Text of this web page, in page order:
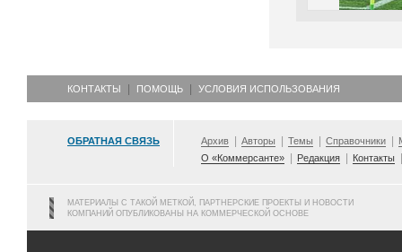
КОНТАКТЫ ПОМОЩЬ УСЛОВИЯ ИСПОЛЬЗОВАНИЯ
ОБРАТНАЯ СВЯЗЬ Архив Авторы Темы Справочники
О «Коммерсанте»
Редакция Контакты
МАТЕРИАЛЫ С ТАКОЙ МЕТКОЙ, ПАРТНЕРСКИЕ ПРОЕКТЫ И НОВОСТИ
КОМПАНИЙ ОПУБЛИКОВАНЫ НА КОММЕРЧЕСКОЙ ОСНОВЕ